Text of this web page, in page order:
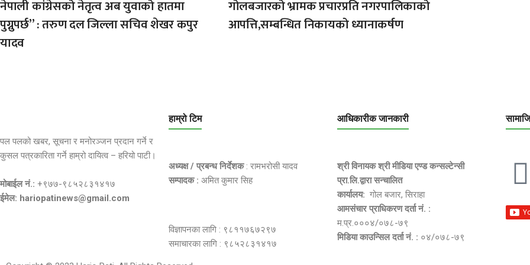
नेपाली कांग्रेसको नेतृत्व अब युवाको हातमा
पुग्नुपर्छ” : तरुण दल जिल्ला सचिव शेखर कपुर
यादव
गोलबजारको भ्रामक प्रचारप्रति नगरपालिकाको
आपत्ति,सम्बन्धित निकायको ध्यानाकर्षण
पल पलको खबर, सूचना र मनोरञ्जन प्रदान गर्ने र
कुसल पत्रकारिता गर्ने हाम्रो दायित्व – हरियो पाटी।
मोबाईल नं.: +९७७-९८५२८३१४१७
ईमेल: hariopatinews@gmail.com
हाम्रो टिम
अध्यक्ष / प्रबन्ध निर्देशक: रामभरोसी यादव
सम्पादक : अमित कुमार सिह
विज्ञापनका लागि : ९८११७६७२९७
समाचारका लागि : ९८५२८३१४१७
आधिकारीक जानकारी
श्री विनायक श्री मीडिया एण्ड कन्सल्टेन्सी
प्रा.लि.द्वारा सन्चालित
कार्यालय: गोल बजार, सिराहा
आमसंचार प्राधिकरण दर्ता नं. :
म.प्र.०००४/०७८-७९
मिडिया काउन्सिल दर्ता नं. : ०४/०७८-७९